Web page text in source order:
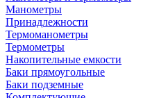
Манометры
Принадлежности
Термоманометры
Термометры
Накопительные емкости
Баки прямоугольные
Баки подземные